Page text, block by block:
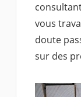
vous
doute
sur des